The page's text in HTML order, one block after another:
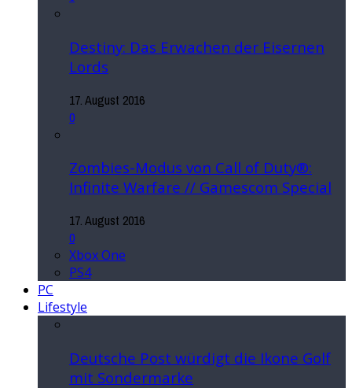
Destiny: Das Erwachen der Eisernen
Lords
17. August 2016
0
Zombies-Modus von Call of Duty®:
Infinite Warfare // Gamescom Special
17. August 2016
0
Xbox One
PS4
PC
Lifestyle
Deutsche Post würdigt die Ikone Golf
mit Sondermarke